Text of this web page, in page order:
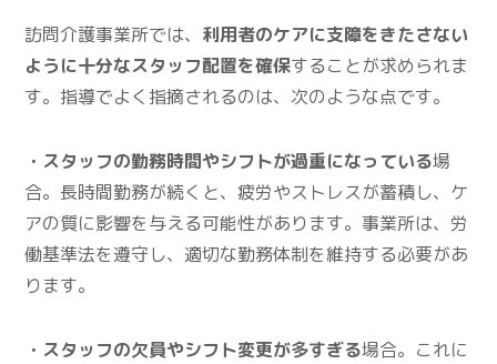
訪問介護事業所では、 利用者のケアに支障をきたさない
ように十分なスタッフ配置を確保することが求められま
す。指導でよく指摘されるのは、次のような点です。
・スタッフの勤務時間やシフトが過重になっている場
合。長時間勤務が続くと、疲労やストレスが蓄積し、ケ
アの質に影響を与える可能性があります。事業所は、労
働基準法を遵守し、適切な勤務体制を維持する必要があ
ります。
・スタッフの欠員やシフト変更が多すぎる場合。これに